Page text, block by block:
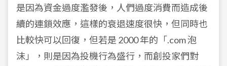
是因為資金過度濫發後，人們過度消費而造成後
續的連鎖效應，這樣的衰退速度很快，但同時也
比較快可以回復，但若是 2000 年的「.com 泡
沫」，則是因為投機行為盛行，而創投家們對